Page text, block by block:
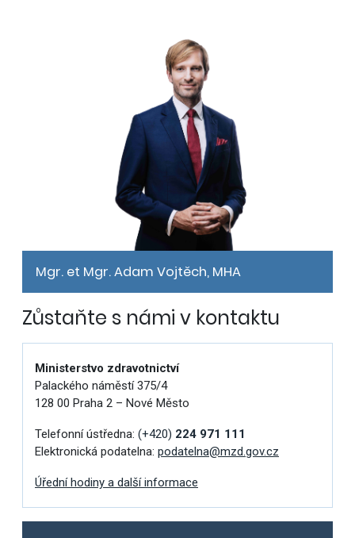
Mgr. et Mgr. Adam Vojtěch, MHA
Zůstaňte s námi v kontaktu
Ministerstvo zdravotnictví
Palackého náměstí 375/4
128 00 Praha 2 – Nové Město
Telefonní ústředna: (+420) 224 971 111
Elektronická podatelna: podatelna@mzd.gov.cz
Úřední hodiny a další informace